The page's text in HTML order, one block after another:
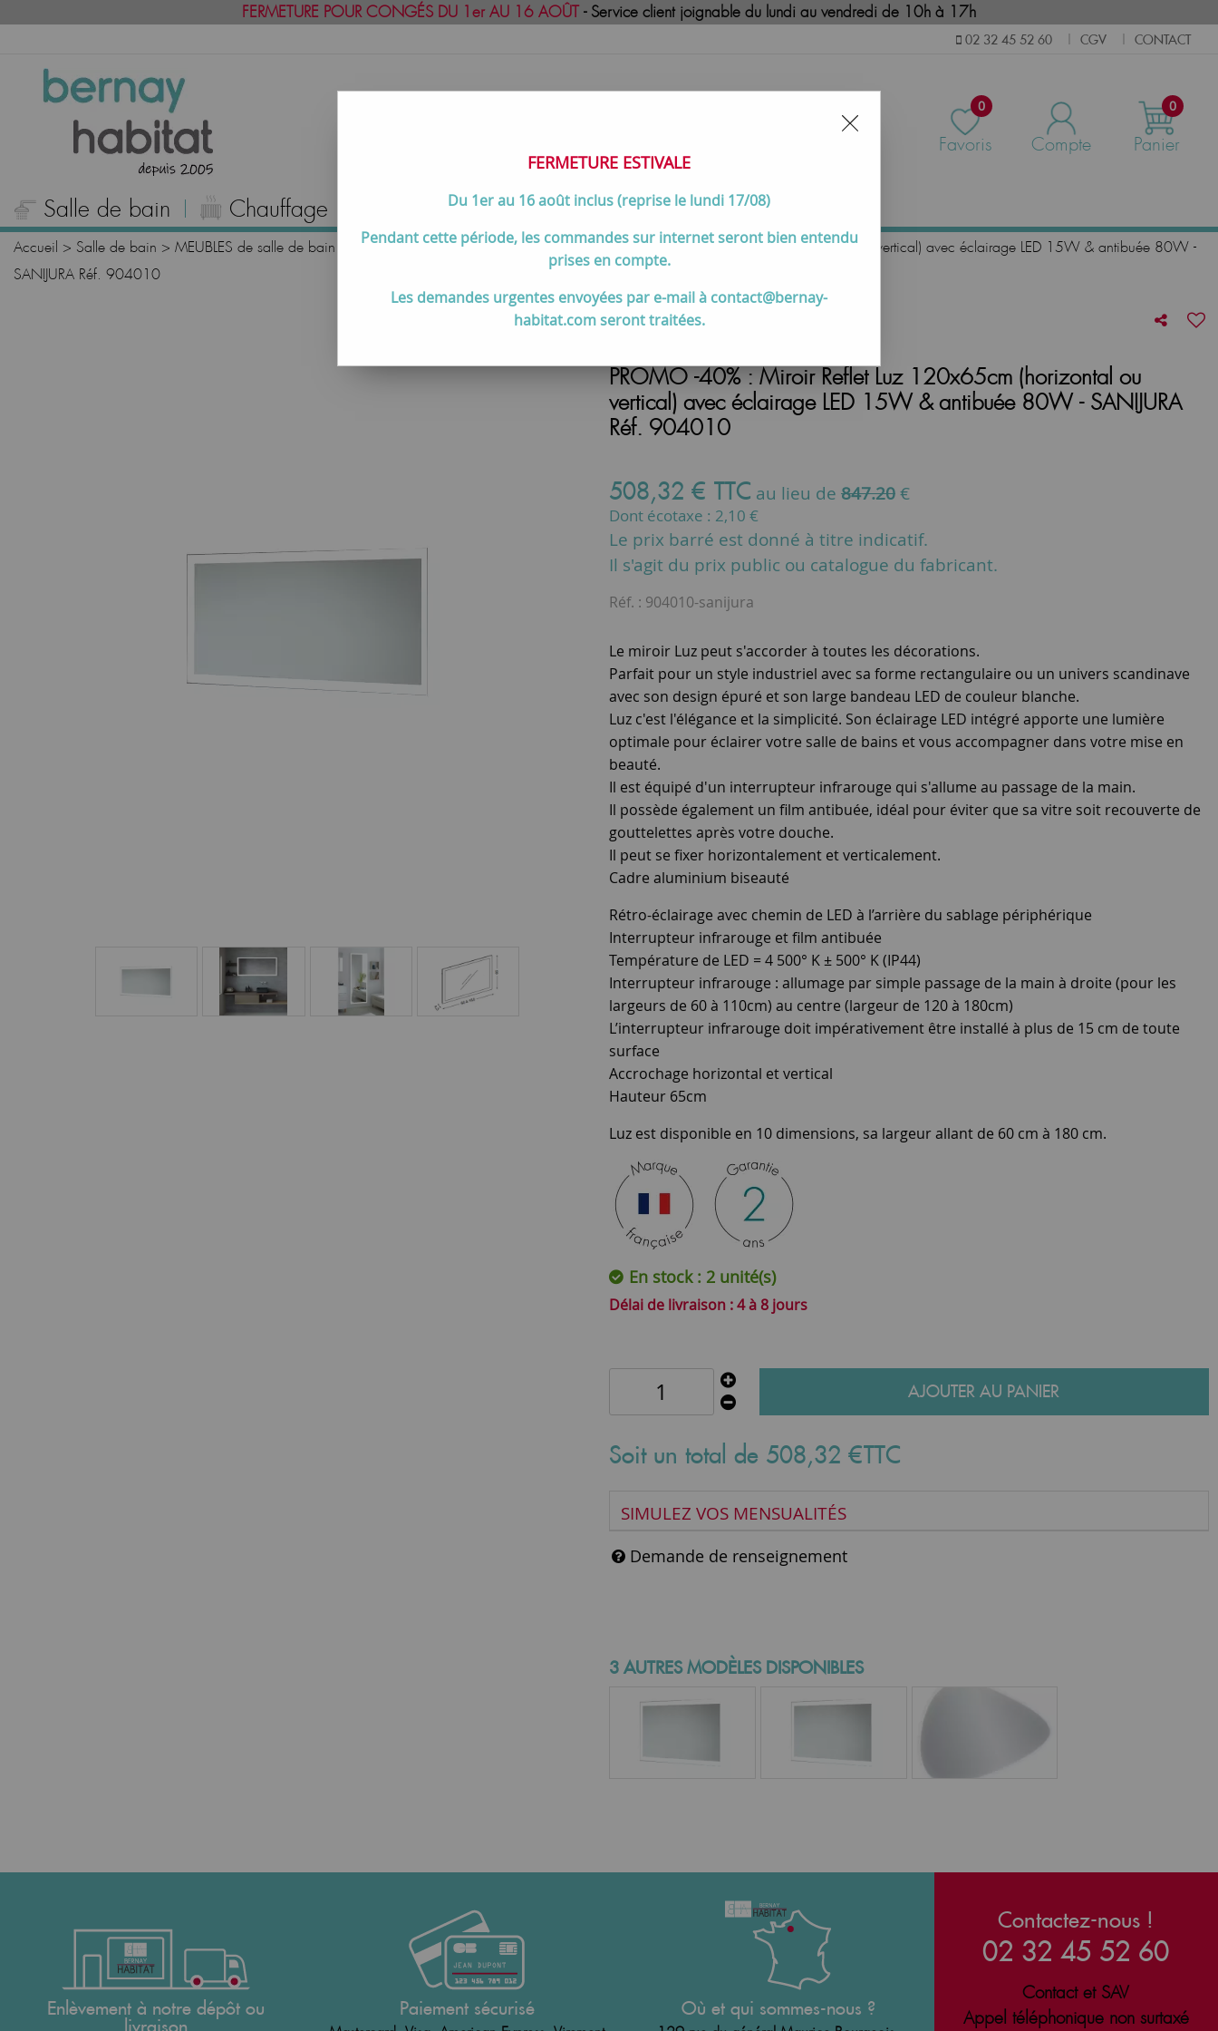
FERMETURE POUR CONGÉS DU 1er AU 16 AOÛT- Service client joignable du lundi au vendredi de 10h à 17h
02 32 45 52 60 CGV CONTACT
0
Favoris Compte
0
Panier
Salle de bain Chauffage Cuisson Meilleures ventes Contactez-nous
Accueil > Salle de bain > MEUBLES de salle de bain Miroirs de salle de bain >PROMO -40% : Miroir Reflet Luz 120x65cm (horizontal ou vertical) avec éclairage LED 15W & antibuée 80W -
SANIJURA Réf. 904010
PROMO -40% : Miroir Reflet Luz 120x65cm (horizontal ou
vertical) avec éclairage LED 15W & antibuée 80W - SANIJURA
Réf. 904010
508,32 € TTC au lieu de 847.20€
Dont écotaxe : 2,10 €
Le prix barré est donné à titre indicatif.
Il s'agit du prix public ou catalogue du fabricant.
Réf. : 904010-sanijura
Le miroir Luz peut s'accorder à toutes les décorations.
Parfait pour un style industriel avec sa forme rectangulaire ou un univers scandinave
avec son design épuré et son large bandeau LED de couleur blanche.
Luz c'est l'élégance et la simplicité. Son éclairage LED intégré apporte une lumière
optimale pour éclairer votre salle de bains et vous accompagner dans votre mise en
beauté.
Il est équipé d'un interrupteur infrarouge qui s'allume au passage de la main.
Il possède également un film antibuée, idéal pour éviter que sa vitre soit recouverte de
gouttelettes après votre douche.
Il peut se fixer horizontalement et verticalement.
Cadre aluminium biseauté
Rétro-éclairage avec chemin de LED à l’arrière du sablage périphérique
Interrupteur infrarouge et film antibuée
Température de LED = 4 500° K ± 500° K (IP44)
Interrupteur infrarouge : allumage par simple passage de la main à droite (pour les
largeurs de 60 à 110cm) au centre (largeur de 120 à 180cm)
L’interrupteur infrarouge doit impérativement être installé à plus de 15 cm de toute
surface
Accrochage horizontal et vertical
Hauteur 65cm
Luz est disponible en 10 dimensions, sa largeur allant de 60 cm à 180 cm.
En stock : 2 unité(s)
4 à 8 jours
AJOUTER AU PANIER
Soit un total de 508,32 €TTC
SIMULEZ VOS MENSUALITÉS
Demande de renseignement
3 AUTRES MODÈLES DISPONIBLES
Enlèvement à notre dépôt ou
livraison
Paiement sécurisé Où et qui sommes-nous ?
Contactez-nous !
02 32 45 52 60
Contact et SAV
Appel téléphonique non surtaxé
FERMETURE ESTIVALE
Du 1er au 16 août inclus (reprise le lundi 17/08)
Pendant cette période, les commandes sur internet seront bien entendu
prises en compte.
Les demandes urgentes envoyées par e-mail à contact@bernay-
habitat.com seront traitées.